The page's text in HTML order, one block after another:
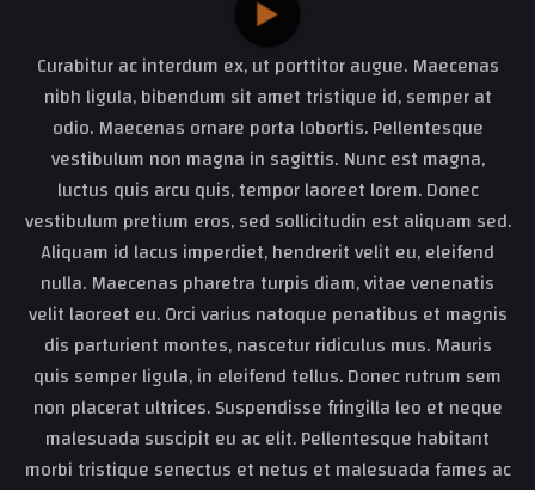
Curabitur ac interdum ex, ut porttitor augue. Maecenas
nibh ligula, bibendum sit amet tristique id, semper at
odio. Maecenas ornare porta lobortis. Pellentesque
vestibulum non magna in sagittis. Nunc est magna,
luctus quis arcu quis, tempor laoreet lorem. Donec
vestibulum pretium eros, sed sollicitudin est aliquam sed.
Aliquam id lacus imperdiet, hendrerit velit eu, eleifend
nulla. Maecenas pharetra turpis diam, vitae venenatis
velit laoreet eu. Orci varius natoque penatibus et magnis
dis parturient montes, nascetur ridiculus mus. Mauris
quis semper ligula, in eleifend tellus. Donec rutrum sem
non placerat ultrices. Suspendisse fringilla leo et neque
malesuada suscipit eu ac elit. Pellentesque habitant
morbi tristique senectus et netus et malesuada fames ac